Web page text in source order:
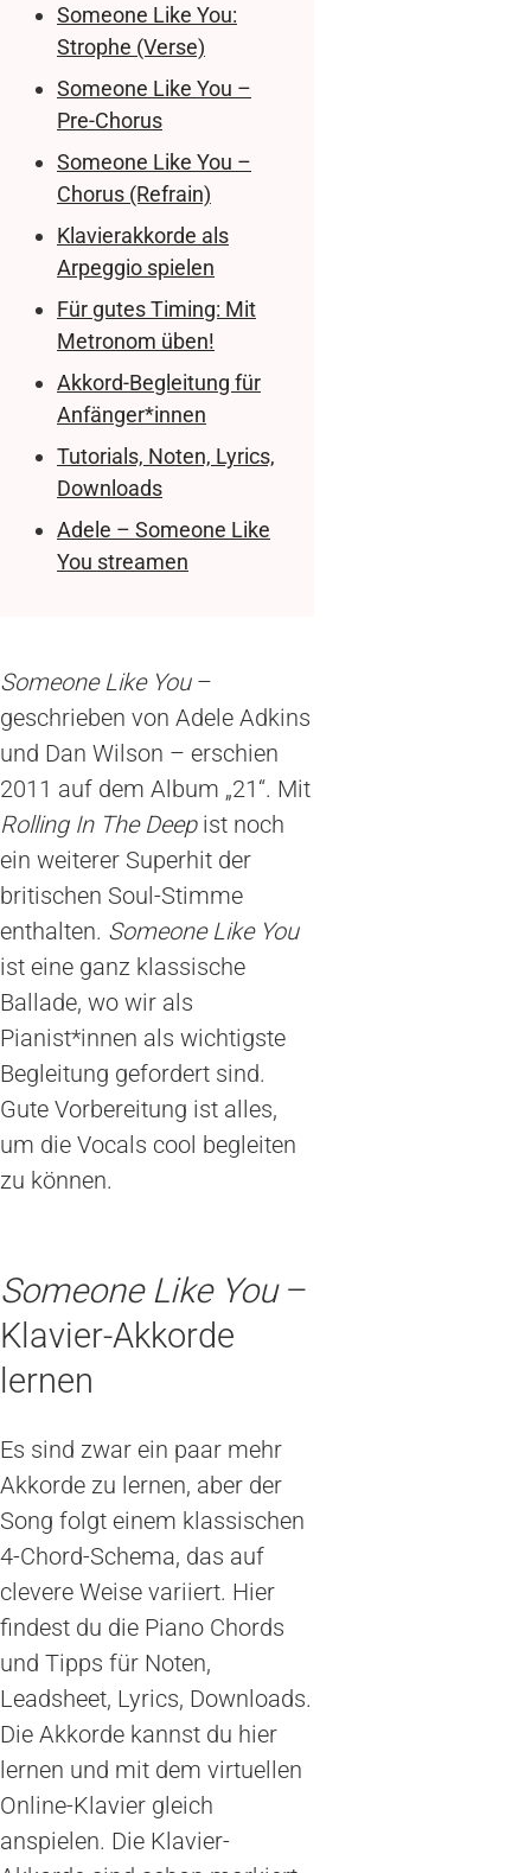
Someone Like You:
Strophe (Verse)
Someone Like You –
Pre-Chorus
Someone Like You –
Chorus (Refrain)
Klavierakkorde als
Arpeggio spielen
Für gutes Timing: Mit
Metronom üben!
Akkord-Begleitung für
Anfänger*innen
Tutorials, Noten, Lyrics,
Downloads
Adele – Someone Like
You streamen
Someone Like You–
geschrieben von Adele Adkins
und Dan Wilson – erschien
2011 auf dem Album „21“. Mit
Rolling In The Deepist noch
ein weiterer Superhit der
britischen Soul-Stimme
enthalten. Someone Like You
ist eine ganz klassische
Ballade, wo wir als
Pianist*innen als wichtigste
Begleitung gefordert sind.
Gute Vorbereitung ist alles,
um die Vocals cool begleiten
zu können.
Someone Like You–
Klavier-Akkorde
lernen
Es sind zwar ein paar mehr
Akkorde zu lernen, aber der
Song folgt einem klassischen
4-Chord-Schema, das auf
clevere Weise variiert. Hier
findest du die Piano Chords
und Tipps für Noten,
Leadsheet, Lyrics, Downloads.
Die Akkorde kannst du hier
lernen und mit dem virtuellen
Online-Klavier gleich
anspielen. Die Klavier-